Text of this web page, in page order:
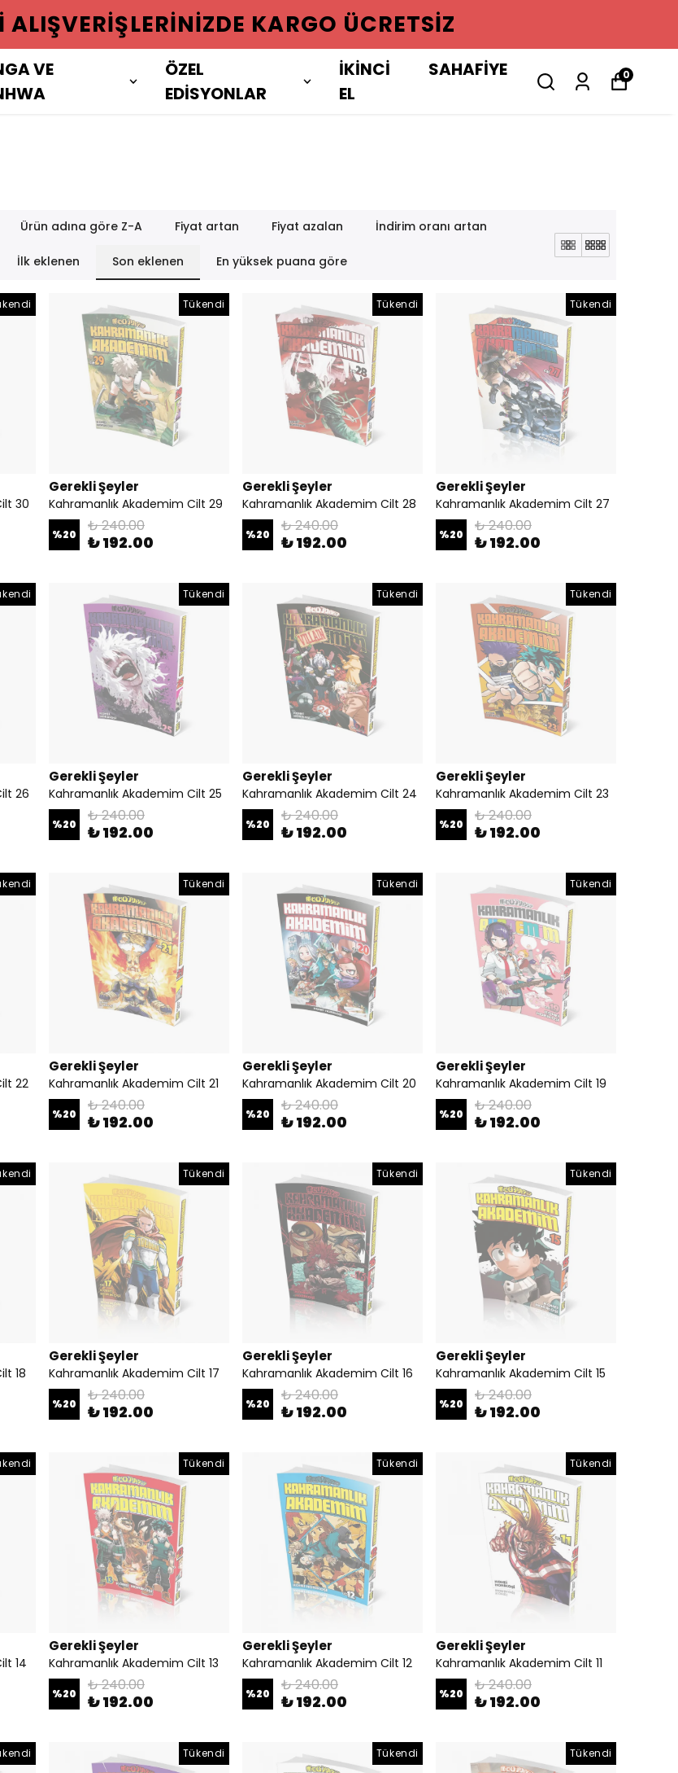
KARGO ÜCRETSIZ
VE
ÖZEL
EDİSYONLAR
İKİNCİ
EL
SAHAFİYE 0
Ürün adına göre Z-A Fiyat artan Fiyat azalan İndirim oranı artan
İlk eklenen Son eklenen En yüksek puana göre
30
Tükendi
Gerekli Şeyler
Kahramanlık Akademim Cilt 29
%20 ₺ 240.00
₺ 192.00
Tükendi
Gerekli Şeyler
Kahramanlık Akademim Cilt 28
%20 ₺ 240.00
₺ 192.00
Tükendi
Gerekli Şeyler
Kahramanlık Akademim Cilt 27
%20 ₺ 240.00
₺ 192.00
26
Tükendi
Gerekli Şeyler
Kahramanlık Akademim Cilt 25
%20 ₺ 240.00
₺ 192.00
Tükendi
Gerekli Şeyler
Kahramanlık Akademim Cilt 24
%20 ₺ 240.00
₺ 192.00
Tükendi
Gerekli Şeyler
Kahramanlık Akademim Cilt 23
%20 ₺ 240.00
₺ 192.00
22
Tükendi
Gerekli Şeyler
Kahramanlık Akademim Cilt 21
%20 ₺ 240.00
₺ 192.00
Tükendi
Gerekli Şeyler
Kahramanlık Akademim Cilt 20
%20 ₺ 240.00
₺ 192.00
Tükendi
Gerekli Şeyler
Kahramanlık Akademim Cilt 19
%20 ₺ 240.00
₺ 192.00
18
Tükendi
Gerekli Şeyler
Kahramanlık Akademim Cilt 17
%20 ₺ 240.00
₺ 192.00
Tükendi
Gerekli Şeyler
Kahramanlık Akademim Cilt 16
%20 ₺ 240.00
₺ 192.00
Tükendi
Gerekli Şeyler
Kahramanlık Akademim Cilt 15
%20 ₺ 240.00
₺ 192.00
14
Tükendi
Gerekli Şeyler
Kahramanlık Akademim Cilt 13
%20 ₺ 240.00
₺ 192.00
Tükendi
Gerekli Şeyler
Kahramanlık Akademim Cilt 12
%20 ₺ 240.00
₺ 192.00
Tükendi
Gerekli Şeyler
Kahramanlık Akademim Cilt 11
%20 ₺ 240.00
₺ 192.00
Tükendi Tükendi Tükendi